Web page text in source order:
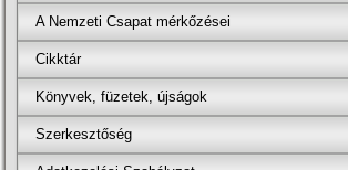
A Nemzeti Csapat mérkőzései
Cikktár
Könyvek, füzetek, újságok
Szerkesztőség